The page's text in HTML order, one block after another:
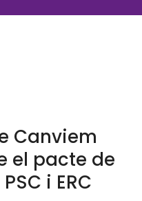
Canviem
el pacte de
i ERC